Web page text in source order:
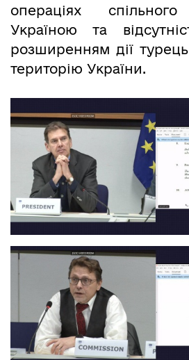
операціях
Україною та
розширенням дії
територію України.